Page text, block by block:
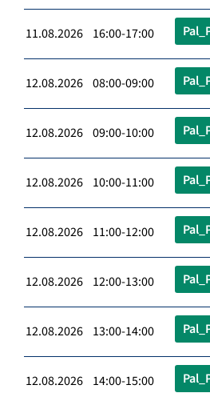
11.08.2026 16:00-17:00
12.08.2026 08:00-09:00
12.08.2026 09:00-10:00
12.08.2026 10:00-11:00
12.08.2026 11:00-12:00
12.08.2026 12:00-13:00
12.08.2026 13:00-14:00
12.08.2026 14:00-15:00